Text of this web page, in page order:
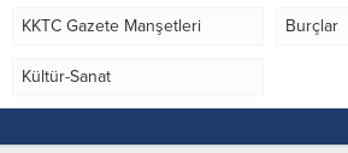
KKTC Gazete Manşetleri Burçlar
Kültür-Sanat